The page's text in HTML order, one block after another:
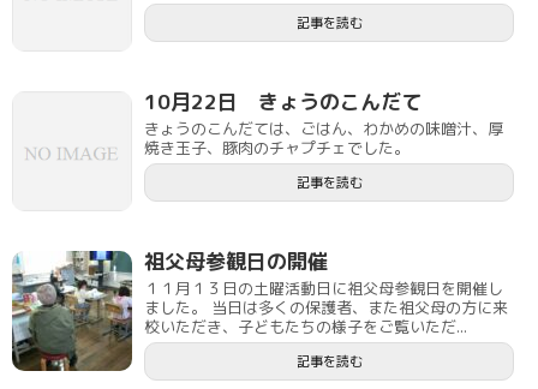
記事を読む
10月22日 きょうのこんだて
きょうのこんだては、ごはん、わかめの味噌汁、厚
焼き玉子、豚肉のチャプチェでした。
記事を読む
祖父母参観日の開催
１１月１３日の土曜活動日に祖父母参観日を開催し
ました。 当日は多くの保護者、また祖父母の方に来
校いただき、子どもたちの様子をご覧いただ...
記事を読む